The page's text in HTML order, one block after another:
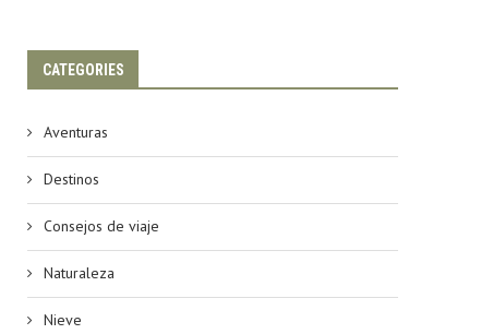
CATEGORIES
Aventuras
Destinos
Consejos de viaje
Naturaleza
Nieve